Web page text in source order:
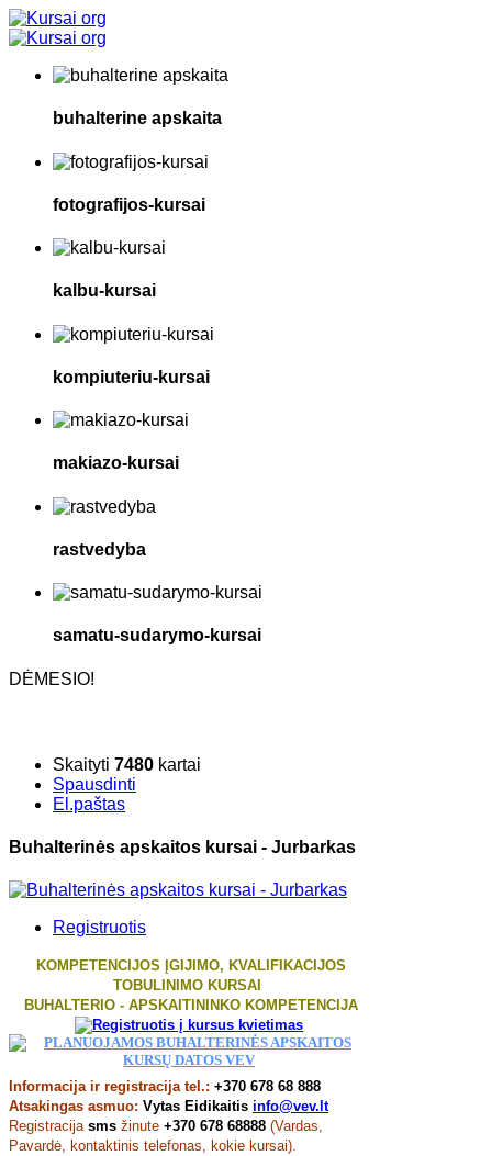
buhalterine apskaita
fotografijos-kursai
kalbu-kursai
kompiuteriu-kursai
makiazo-kursai
rastvedyba
samatu-sudarymo-kursai
DĖMESIO!
Skaityti 7480 kartai
Spausdinti
El.paštas
Buhalterinės apskaitos kursai - Jurbarkas
Registruotis
KOMPETENCIJOS ĮGIJIMO, KVALIFIKACIJOS
TOBULINIMO KURSAI
BUHALTERIO - APSKAITININKO KOMPETENCIJA
Informacija ir registracija tel.: +370 678 68 888
Atsakingas asmuo: Vytas Eidikaitis info@vev.lt
Registracija sms žinute +370 678 68888 (Vardas,
Pavardė, kontaktinis telefonas, kokie kursai).